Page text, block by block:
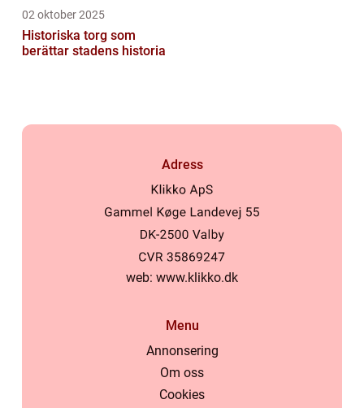
02 oktober 2025
Historiska torg som
berättar stadens historia
Adress
web: www.klikko.dk
Menu
Annonsering
Om oss
Cookies